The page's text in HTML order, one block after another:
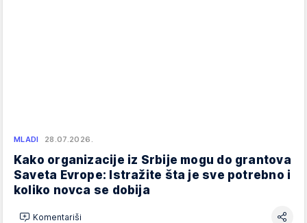
MLADI 28.07.2026.
Kako organizacije iz Srbije mogu do grantova
Saveta Evrope: Istražite šta je sve potrebno i
koliko novca se dobija
Komentariši